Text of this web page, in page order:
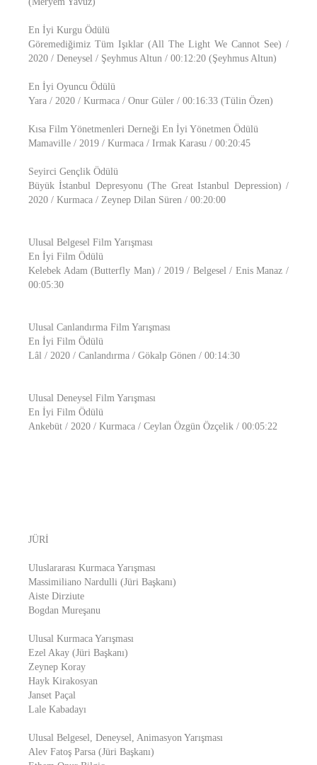
En İyi Kurgu Ödülü
Göremediğimiz Tüm Işıklar (All The Light We Cannot See) /
2020 / Deneysel / Şeyhmus Altun / 00:12:20 (Şeyhmus Altun)
En İyi Oyuncu Ödülü
Yara / 2020 / Kurmaca / Onur Güler / 00:16:33 (Tülin Özen)
Kısa Film Yönetmenleri Derneği En İyi Yönetmen Ödülü
Mamaville / 2019 / Kurmaca / Irmak Karasu / 00:20:45
Seyirci Gençlik Ödülü
Büyük İstanbul Depresyonu (The Great Istanbul Depression) /
2020 / Kurmaca / Zeynep Dilan Süren / 00:20:00
Ulusal Belgesel Film Yarışması
En İyi Film Ödülü
Kelebek Adam (Butterfly Man) / 2019 / Belgesel / Enis Manaz /
00:05:30
Ulusal Canlandırma Film Yarışması
En İyi Film Ödülü
Lâl / 2020 / Canlandırma / Gökalp Gönen / 00:14:30
Ulusal Deneysel Film Yarışması
En İyi Film Ödülü
Ankebüt / 2020 / Kurmaca / Ceylan Özgün Özçelik / 00:05:22
JÜRİ
Uluslararası Kurmaca Yarışması
Massimiliano Nardulli (Jüri Başkanı)
Aiste Dirziute
Bogdan Mureşanu
Ulusal Kurmaca Yarışması
Ezel Akay (Jüri Başkanı)
Zeynep Koray
Hayk Kirakosyan
Janset Paçal
Lale Kabadayı
Ulusal Belgesel, Deneysel, Animasyon Yarışması
Alev Fatoş Parsa (Jüri Başkanı)